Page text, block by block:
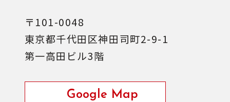
〒101-0048
東京都千代田区神田司町2-9-1
第一高田ビル3階
Google Map